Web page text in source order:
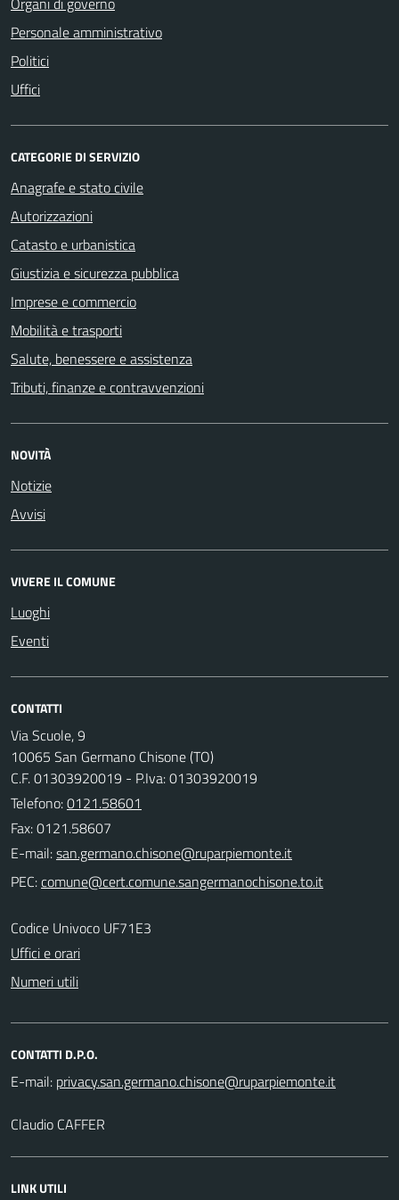
Personale amministrativo
Politici
Uffici
CATEGORIE DI SERVIZIO
Anagrafe e stato civile
Autorizzazioni
Catasto e urbanistica
Giustizia e sicurezza pubblica
Imprese e commercio
Mobilità e trasporti
Salute, benessere e assistenza
Tributi, finanze e contravvenzioni
NOVITÀ
Notizie
Avvisi
VIVERE IL COMUNE
Luoghi
Eventi
CONTATTI
Via Scuole, 9
10065 San Germano Chisone (TO)
C.F. 01303920019 - P.Iva: 01303920019
Telefono:0121.58601
Fax: 0121.58607
E-mail:
PEC:
Codice Univoco UF71E3
Uffici e orari
Numeri utili
CONTATTI D.P.O.
E-mail:
Claudio CAFFER
LINK UTILI